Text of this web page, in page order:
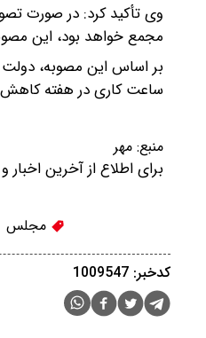
وی تأکید کرد: در صورت
مجمع خواهد بود، این
ساعت کاری در هفته
منبع: مهر
برای اطلاع از آخرین
مجلس
کدخبر: 1009547